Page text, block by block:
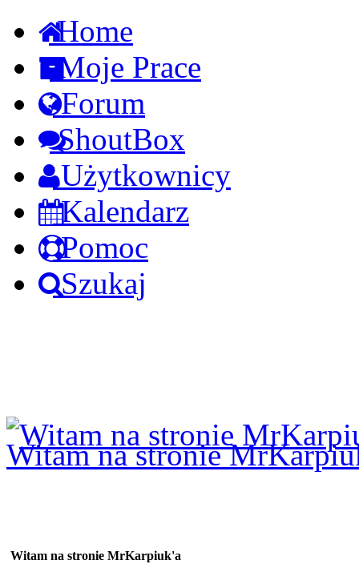
Home
Moje Prace
Forum
ShoutBox
Użytkownicy
Kalendarz
Pomoc
Szukaj
Witam na stronie
Witam na stronie MrKarpiuk'a